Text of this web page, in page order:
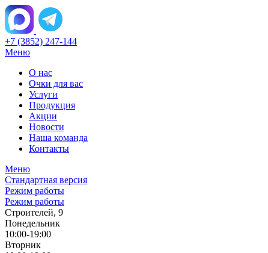
+7 (3852) 247-144
Меню
О нас
Очки для вас
Услуги
Продукция
Акции
Новости
Наша команда
Контакты
Меню
Стандартная версия
Режим работы
Режим работы
Строителей, 9
Понедельник
10:00-19:00
Вторник